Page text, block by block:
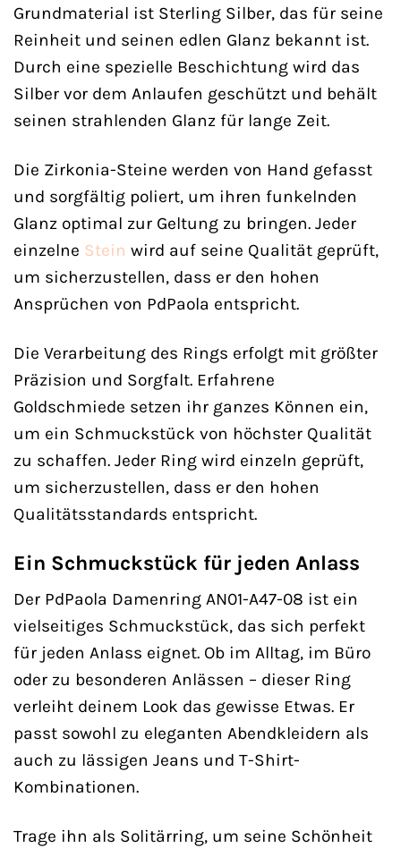
Grundmaterial ist Sterling Silber, das für seine
Reinheit und seinen edlen Glanz bekannt ist.
Durch eine spezielle Beschichtung wird das
Silber vor dem Anlaufen geschützt und behält
seinen strahlenden Glanz für lange Zeit.
Die Zirkonia-Steine werden von Hand gefasst
und sorgfältig poliert, um ihren funkelnden
Glanz optimal zur Geltung zu bringen. Jeder
einzelne Stein wird auf seine Qualität geprüft,
um sicherzustellen, dass er den hohen
Ansprüchen von PdPaola entspricht.
Die Verarbeitung des Rings erfolgt mit größter
Präzision und Sorgfalt. Erfahrene
Goldschmiede setzen ihr ganzes Können ein,
um ein Schmuckstück von höchster Qualität
zu schaffen. Jeder Ring wird einzeln geprüft,
um sicherzustellen, dass er den hohen
Qualitätsstandards entspricht.
Ein Schmuckstück für jeden Anlass
Der PdPaola Damenring AN01-A47-08 ist ein
vielseitiges Schmuckstück, das sich perfekt
für jeden Anlass eignet. Ob im Alltag, im Büro
oder zu besonderen Anlässen – dieser Ring
verleiht deinem Look das gewisse Etwas. Er
passt sowohl zu eleganten Abendkleidern als
auch zu lässigen Jeans und T-Shirt-
Kombinationen.
Trage ihn als Solitärring, um seine Schönheit